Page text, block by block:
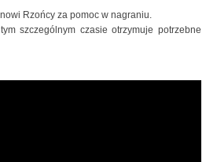
Rzońcy za pomoc w nagraniu.
szczególnym czasie otrzymuje potrzebne